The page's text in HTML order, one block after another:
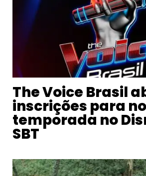
The Voice Brasil
inscrições para
temporada no
SBT